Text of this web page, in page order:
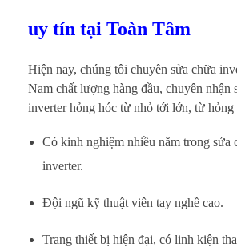
uy tín tại Toàn Tâm
Hiện nay, chúng tôi chuyên sửa chữa
Nam chất lượng hàng đầu, chuyên nhận
inverter hỏng hóc từ nhỏ tới lớn, từ hỏng
Có kinh nghiệm nhiều năm trong sửa
inverter.
Đội ngũ kỹ thuật viên tay nghề cao.
Trang thiết bị hiện đại, có linh kiện